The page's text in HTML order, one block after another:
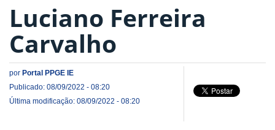
Luciano Ferreira
Carvalho
por Portal PPGE IE
Publicado: 08/09/2022 - 08:20
Última modificação: 08/09/2022 - 08:20